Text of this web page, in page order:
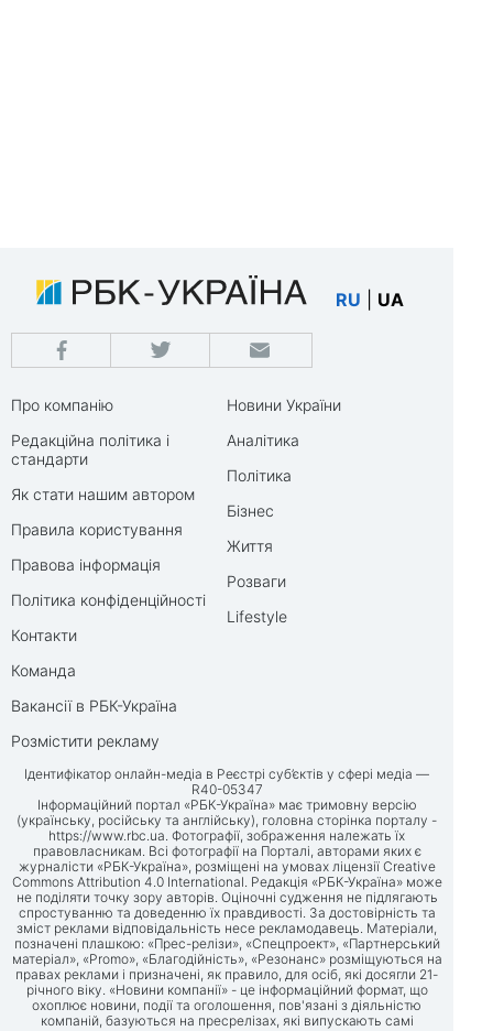
RU UA
Про компанію
Редакційна політика і
стандарти
Як стати нашим автором
Правила користування
Правова інформація
Політика конфіденційності
Контакти
Команда
Вакансії в РБК-Україна
Розмістити рекламу
Новини України
Аналітика
Політика
Бізнес
Життя
Розваги
Lifestyle
Ідентифікатор онлайн-медіа в Реєстрі суб’єктів у сфері медіа —
R40-05347
Інформаційний портал «РБК-Україна» має тримовну версію
(українську, російську та англійську), головна сторінка порталу -
https://www.rbc.ua. Фотографії, зображення належать їх
правовласникам. Всі фотографії на Порталі, авторами яких є
журналісти «РБК-Україна», розміщені на умовах ліцензії Creative
Commons Attribution 4.0 International. Редакція «РБК-Україна» може
не поділяти точку зору авторів. Оціночні судження не підлягають
спростуванню та доведенню їх правдивості. За достовірність та
зміст реклами відповідальність несе рекламодавець. Матеріали,
позначені плашкою: «Прес-релізи», «Спецпроект», «Партнерський
матеріал», «Promo», «Благодійність», «Резонанс» розміщуються на
правах реклами і призначені, як правило, для осіб, які досягли 21-
річного віку. «Новини компанії» - це інформаційний формат, що
охоплює новини, події та оголошення, пов'язані з діяльністю
компаній, базуються на пресрелізах, які випускають самі